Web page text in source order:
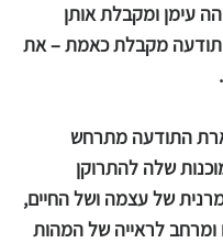
עימן ומקבלת אותן
מקבלת כאמת – את
התודעה מתרחש
שלה להתרוקן
של עצמה ושל החיים,
ומרחב לראייה של המהות